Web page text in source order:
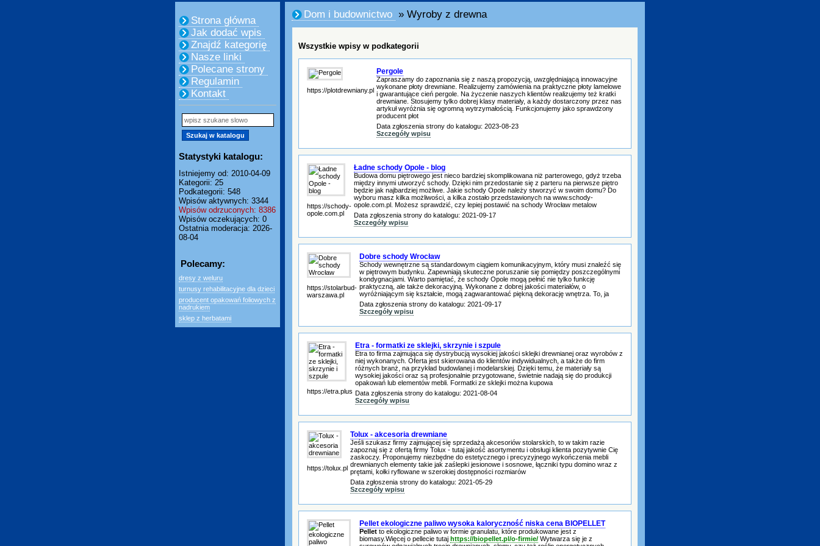
Strona główna
Jak dodać wpis
Znajdź kategorię
Nasze linki
Polecane strony
Regulamin
Kontakt
Statystyki katalogu:
Istniejemy od: 2010-04-09
Kategorii: 25
Podkategorii: 548
Wpisów aktywnych: 3344
Wpisów odrzuconych: 8386
Wpisów oczekujących: 0
Ostatnia moderacja: 2026-
08-04
Polecamy:
dresy z weluru
turnusy rehabilitacyjne dla dzieci
producent opakowań foliowych z
nadrukiem
sklep z herbatami
Dom i budownictwo » Wyroby z drewna
Wszystkie wpisy w podkategorii
https://plotdrewniany.pl
Pergole
Zapraszamy do zapoznania się z naszą propozycją, uwzględniającą innowacyjne
wykonane płoty drewniane. Realizujemy zamówienia na praktyczne płoty lamelowe
i gwarantujące cień pergole. Na życzenie naszych klientów realizujemy też kratki
drewniane. Stosujemy tylko dobrej klasy materiały, a każdy dostarczony przez nas
artykuł wyróżnia się ogromną wytrzymałością. Funkcjonujemy jako sprawdzony
producent płot
Data zgłoszenia strony do katalogu: 2023-08-23
Szczegóły wpisu
https://schody-
opole.com.pl
Ładne schody Opole - blog
Budowa domu piętrowego jest nieco bardziej skomplikowana niż parterowego, gdyż trzeba
między innymi utworzyć schody. Dzięki nim przedostanie się z parteru na pierwsze piętro
będzie jak najbardziej możliwe. Jakie schody Opole należy stworzyć w swoim domu? Do
wyboru masz kilka możliwości, a kilka zostało przedstawionych na www.schody-
opole.com.pl. Możesz sprawdzić, czy lepiej postawić na schody Wrocław metalow
Data zgłoszenia strony do katalogu: 2021-09-17
Szczegóły wpisu
https://stolarbud-
warszawa.pl
Dobre schody Wrocław
Schody wewnętrzne są standardowym ciągiem komunikacyjnym, który musi znaleźć się
w piętrowym budynku. Zapewniają skuteczne poruszanie się pomiędzy poszczególnymi
kondygnacjami. Warto pamiętać, że schody Opole mogą pełnić nie tylko funkcję
praktyczną, ale także dekoracyjną. Wykonane z dobrej jakości materiałów, o
wyróżniającym się kształcie, mogą zagwarantować piękną dekorację wnętrza. To, ja
Data zgłoszenia strony do katalogu: 2021-09-17
Szczegóły wpisu
https://etra.plus
Etra - formatki ze sklejki, skrzynie i szpule
Etra to firma zajmująca się dystrybucją wysokiej jakości sklejki drewnianej oraz wyrobów z
niej wykonanych. Oferta jest skierowana do klientów indywidualnych, a także do firm
różnych branż, na przykład budowlanej i modelarskiej. Dzięki temu, że materiały są
wysokiej jakości oraz są profesjonalnie przygotowane, świetnie nadają się do produkcji
opakowań lub elementów mebli. Formatki ze sklejki można kupowa
Data zgłoszenia strony do katalogu: 2021-08-04
Szczegóły wpisu
https://tolux.pl
Tolux - akcesoria drewniane
Jeśli szukasz firmy zajmującej się sprzedażą akcesoriów stolarskich, to w takim razie
zapoznaj się z ofertą firmy Tolux - tutaj jakość asortymentu i obsługi klienta pozytywnie Cię
zaskoczy. Proponujemy niezbędne do estetycznego i precyzyjnego wykończenia mebli
drewnianych elementy takie jak zaślepki jesionowe i sosnowe, łączniki typu domino wraz z
prętami, kołki ryflowane w szerokiej dostępności rozmiarów
Data zgłoszenia strony do katalogu: 2021-05-29
Szczegóły wpisu
Pellet ekologiczne paliwo wysoka kaloryczność niska cena BIOPELLET
Pellet to ekologiczne paliwo w formie granulatu, które produkowane jest z
biomasy.Więcej o pellecie tutaj https://biopellet.pl/o-firmie/ Wytwarza się je z